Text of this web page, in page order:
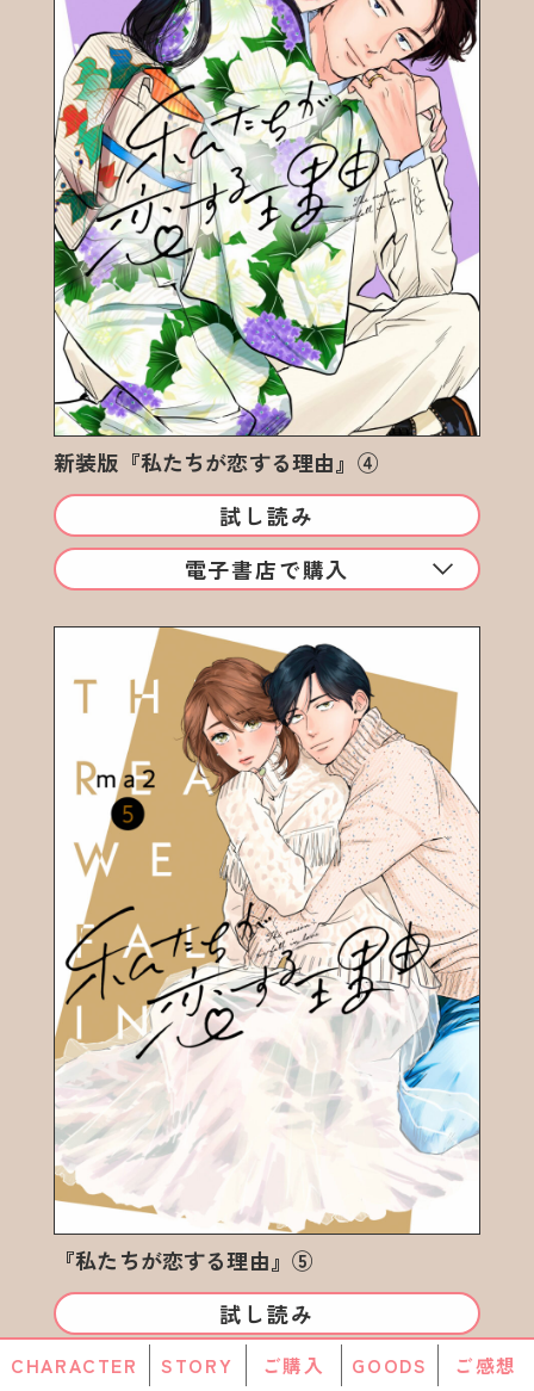
CHARACTER STORY ご購入 GOODS ご感想
新装版『私たちが恋する理由』④
試し読み
電子書店で購入
『私たちが恋する理由』⑤
試し読み
電子書店で購入